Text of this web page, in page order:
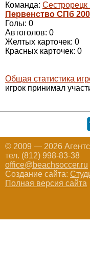
Команда: Сестрорецк
Первенство СПб
Голы: 0
Автоголов: 0
Желтых карточек: 0
Красных карточек: 0
Общая статистика
игрок принимал
© 2009 — 2026
тел. (812) 998-83-38
office@beachsoccer.ru
Создание сайта:
Полная версия сайта